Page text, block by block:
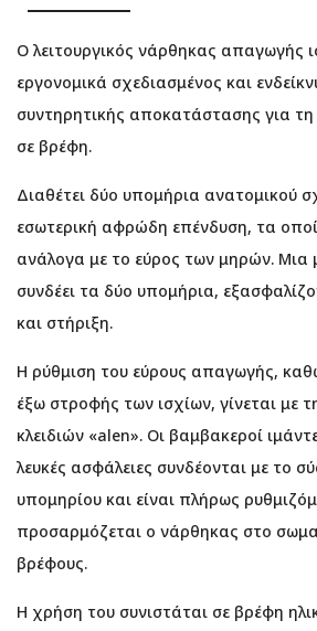
Ο λειτουργικός νάρθηκας απαγωγής
εργονομικά σχεδιασμένος και
συντηρητικής αποκατάστασης για
σε βρέφη.
Διαθέτει δύο υπομήρια ανατομικού
εσωτερική αφρώδη επένδυση, τα
ανάλογα με το εύρος των μηρών. Μια
συνδέει τα δύο υπομήρια,
και στήριξη.
Η ρύθμιση του εύρους απαγωγής,
έξω στροφής των ισχίων, γίνεται με
κλειδιών «alen». Οι βαμβακεροί
λευκές ασφάλειες συνδέονται με το
υπομηρίου και είναι πλήρως
προσαρμόζεται ο νάρθηκας στο
βρέφους.
Η χρήση του συνιστάται σε βρέφη